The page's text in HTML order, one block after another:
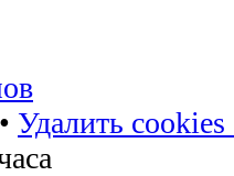
• Удалить